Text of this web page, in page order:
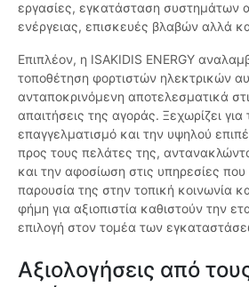
εργασίες, εγκατάσταση συστημάτων
ενέργειας, επισκευές βλαβών αλλά
Επιπλέον, η ISAKIDIS ENERGY
τοποθέτηση φορτιστών ηλεκτρικών
ανταποκρινόμενη αποτελεσματικά
απαιτήσεις της αγοράς. Ξεχωρίζει για
επαγγελματισμό και την υψηλού
προς τους πελάτες της,
και την αφοσίωση στις υπηρεσίες
παρουσία της στην τοπική κοινωνία
φήμη για αξιοπιστία καθιστούν την
επιλογή στον τομέα των
Αξιολογήσεις από